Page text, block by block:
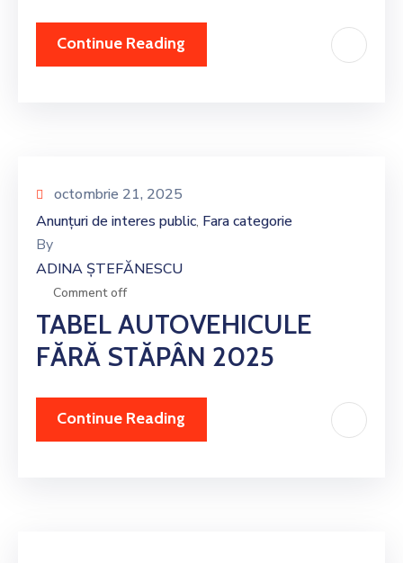
Continue Reading
octombrie 21, 2025
Anunțuri de interes public‚ Fara categorie
By
ADINA ȘTEFĂNESCU
Comment off
TABEL AUTOVEHICULE
FĂRĂ STĂPÂN 2025
Continue Reading